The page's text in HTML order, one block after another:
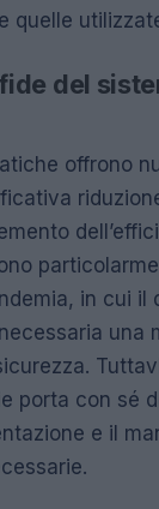
quelle
del
offrono
in cui il
una
porta con sé
e il